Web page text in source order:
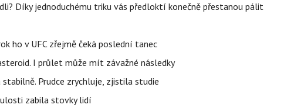
Díky jednoduchému triku vás předloktí konečně přestanou pálit
ho v UFC zřejmě čeká poslední tanec
I průlet může mít závažné následky
Prudce zrychluje, zjistila studie
zabila stovky lidí